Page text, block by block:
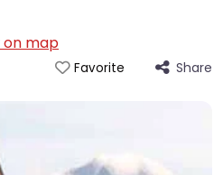
on map
Favorite Share